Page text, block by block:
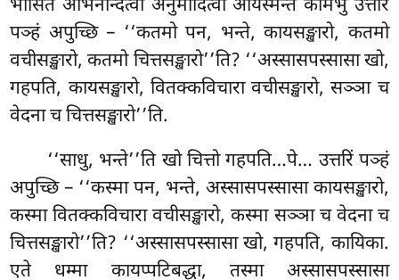
भासितं अभिनन्दित्वा अनुमोदित्वा आयस्मन्तं कामभुं उत्तरिं
पञ्हं अपुच्छि – ‘‘कतमो पन, भन्ते, कायसङ्खारो, कतमो
वचीसङ्खारो, कतमो चित्तसङ्खारो’’ति? ‘‘अस्सासपस्सासा खो,
गहपति, कायसङ्खारो, वितक्कविचारा वचीसङ्खारो, सञ्ञा च
वेदना च चित्तसङ्खारो’’ति.
‘‘साधु, भन्ते’’ति खो चित्तो गहपति…पे… उत्तरिं पञ्हं
अपुच्छि – ‘‘कस्मा पन, भन्ते, अस्सासपस्सासा कायसङ्खारो,
कस्मा वितक्कविचारा वचीसङ्खारो, कस्मा सञ्ञा च वेदना च
चित्तसङ्खारो’’ति? ‘‘अस्सासपस्सासा खो, गहपति, कायिका.
एते धम्मा कायप्पटिबद्धा, तस्मा अस्सासपस्सासा